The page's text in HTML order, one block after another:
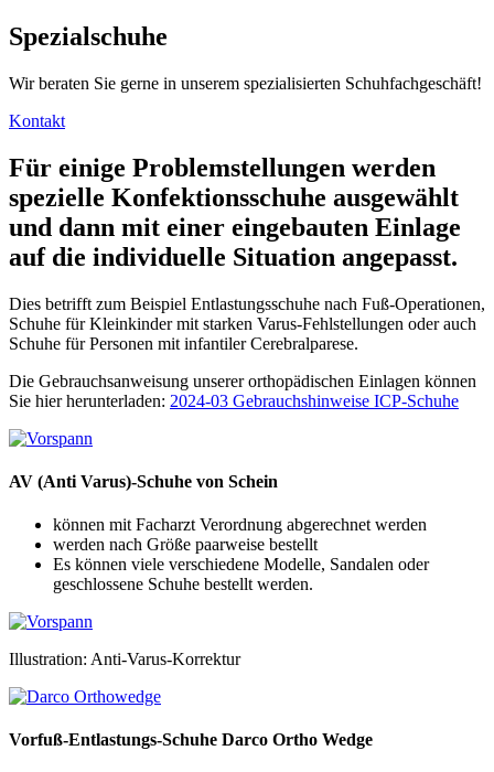
Spezialschuhe
Wir beraten Sie gerne in unserem spezialisierten Schuhfachgeschäft!
Kontakt
Für einige Problemstellungen werden
spezielle Konfektionsschuhe ausgewählt
und dann mit einer eingebauten Einlage
auf die individuelle Situation angepasst.
Dies betrifft zum Beispiel Entlastungsschuhe nach Fuß-Operationen,
Schuhe für Kleinkinder mit starken Varus-Fehlstellungen oder auch
Schuhe für Personen mit infantiler Cerebralparese.
Die Gebrauchsanweisung unserer orthopädischen Einlagen können
Sie hier herunterladen: 2024-03 Gebrauchshinweise ICP-Schuhe
AV (Anti Varus)-Schuhe von Schein
können mit Facharzt Verordnung abgerechnet werden
werden nach Größe paarweise bestellt
Es können viele verschiedene Modelle, Sandalen oder
geschlossene Schuhe bestellt werden.
Illustration: Anti-Varus-Korrektur
Vorfuß-Entlastungs-Schuhe Darco Ortho Wedge